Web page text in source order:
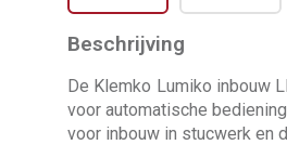
Beschrijving
De Klemko Lumiko inbouw
voor automatische
voor inbouw in stucwerk en